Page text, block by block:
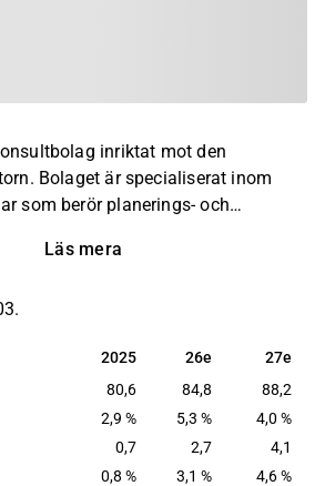
inriktat mot den
Bolaget är specialiserat inom
som berör planerings- och
arkitektur, teknisk konsultation,
Kunderna finns inom ett
Verksamhet återfinns
marknaden, med störst närvaro
Läs mera
2025 26e 27e
2025 26e
27e
80,6 84,8
88,2
2,9 % 5,3 %
4,0 %
0,7 2,7
4,1
0,8 % 3,1 %
4,6 %